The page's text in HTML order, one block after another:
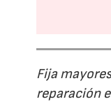
Fija
reparación